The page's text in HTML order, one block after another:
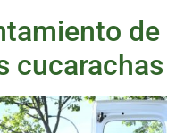
de
cucarachas